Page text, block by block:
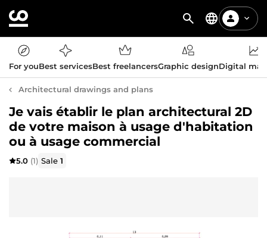
For youBest servicesBest freelancersGraphic designDigital
Architectural drawings and plans
Je vais établir le plan architectural 2D
de votre maison à usage d'habitation
ou à usage commercial
5.0 (1) Sale1